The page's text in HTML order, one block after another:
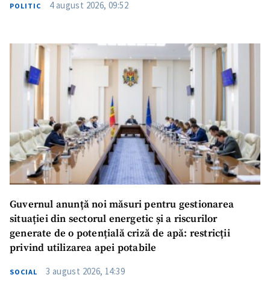
POLITIC 4 august 2026, 09:52
Guvernul anunță noi măsuri pentru gestionarea
situației din sectorul energetic și a riscurilor
generate de o potențială criză de apă: restricții
privind utilizarea apei potabile
SOCIAL 3 august 2026, 14:39